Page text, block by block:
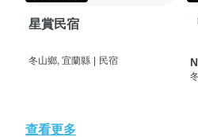
星賞民宿
冬山鄉, 宜蘭縣 民宿
查看更多